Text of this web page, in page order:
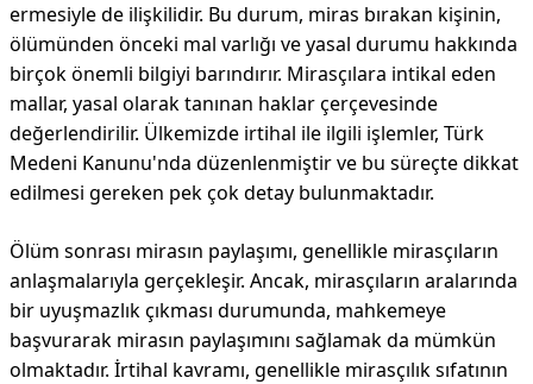
ermesiyle de ilişkilidir. Bu durum, miras bırakan kişinin,
ölümünden önceki mal varlığı ve yasal durumu hakkında
birçok önemli bilgiyi barındırır. Mirasçılara intikal eden
mallar, yasal olarak tanınan haklar çerçevesinde
değerlendirilir. Ülkemizde irtihal ile ilgili işlemler, Türk
Medeni Kanunu'nda düzenlenmiştir ve bu süreçte dikkat
edilmesi gereken pek çok detay bulunmaktadır.
Ölüm sonrası mirasın paylaşımı, genellikle mirasçıların
anlaşmalarıyla gerçekleşir. Ancak, mirasçıların aralarında
bir uyuşmazlık çıkması durumunda, mahkemeye
başvurarak mirasın paylaşımını sağlamak da mümkün
olmaktadır. İrtihal kavramı, genellikle mirasçılık sıfatının